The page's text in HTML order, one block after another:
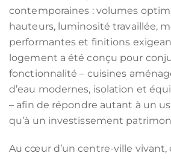
contemporaines : volumes
hauteurs, luminosité travaillée,
performantes et finitions
logement a été conçu pour
fonctionnalité – cuisines
d’eau modernes, isolation et
– afin de répondre autant à un
qu’à un investissement
Au cœur d’un centre-ville